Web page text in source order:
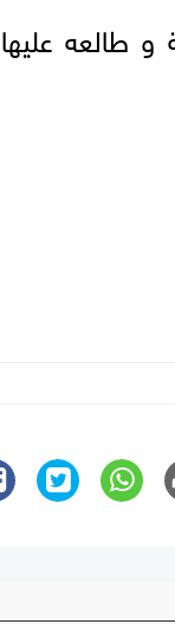
و طالعه عليها